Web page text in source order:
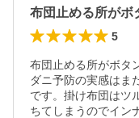
5
布団止める所がボタ
ダニ予防の実感はま
です。掛け布団はツ
ちてしまうのでイン